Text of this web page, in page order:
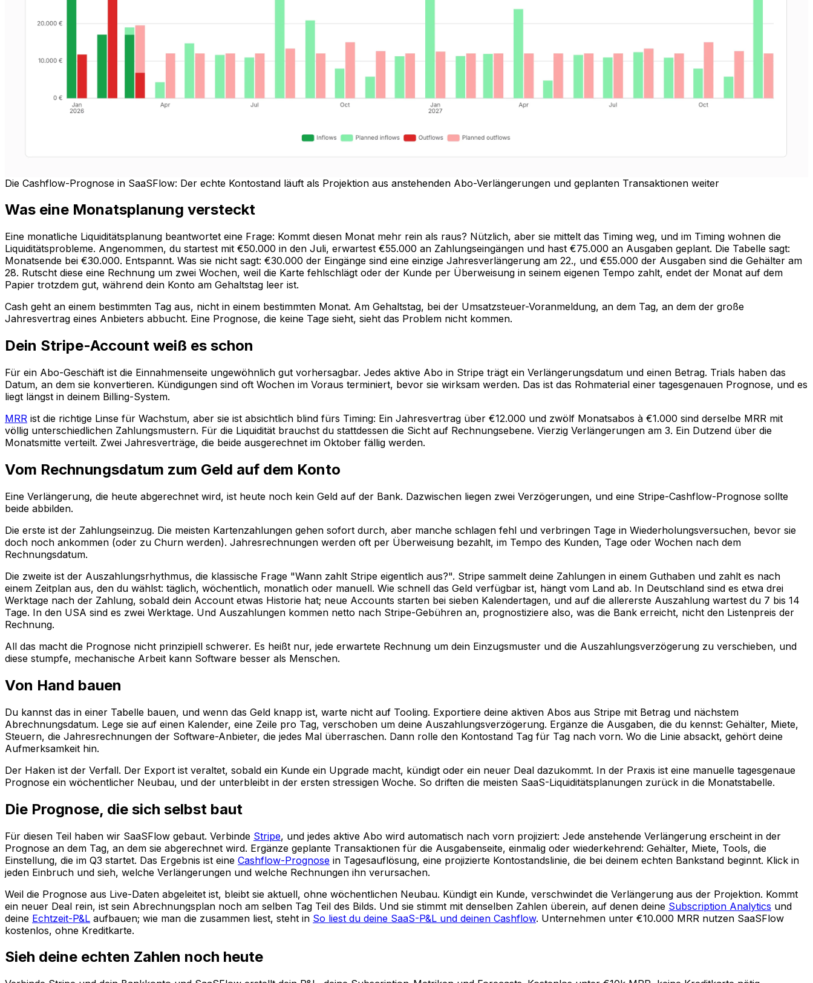
Die Cashflow-Prognose in SaaSFlow: Der echte Kontostand läuft als Projektion aus anstehenden Abo-Verlängerungen und geplanten Transaktionen weiter
Was eine Monatsplanung versteckt
Eine monatliche Liquiditätsplanung beantwortet eine Frage: Kommt diesen Monat mehr rein als raus? Nützlich, aber sie mittelt das Timing weg, und im Timing wohnen die
Liquiditätsprobleme. Angenommen, du startest mit €50.000 in den Juli, erwartest €55.000 an Zahlungseingängen und hast €75.000 an Ausgaben geplant. Die Tabelle sagt:
Monatsende bei €30.000. Entspannt. Was sie nicht sagt: €30.000 der Eingänge sind eine einzige Jahresverlängerung am 22., und €55.000 der Ausgaben sind die Gehälter am
28. Rutscht diese eine Rechnung um zwei Wochen, weil die Karte fehlschlägt oder der Kunde per Überweisung in seinem eigenen Tempo zahlt, endet der Monat auf dem
Papier trotzdem gut, während dein Konto am Gehaltstag leer ist.
Cash geht an einem bestimmten Tag aus, nicht in einem bestimmten Monat. Am Gehaltstag, bei der Umsatzsteuer-Voranmeldung, an dem Tag, an dem der große
Jahresvertrag eines Anbieters abbucht. Eine Prognose, die keine Tage sieht, sieht das Problem nicht kommen.
Dein Stripe-Account weiß es schon
Für ein Abo-Geschäft ist die Einnahmenseite ungewöhnlich gut vorhersagbar. Jedes aktive Abo in Stripe trägt ein Verlängerungsdatum und einen Betrag. Trials haben das
Datum, an dem sie konvertieren. Kündigungen sind oft Wochen im Voraus terminiert, bevor sie wirksam werden. Das ist das Rohmaterial einer tagesgenauen Prognose, und es
liegt längst in deinem Billing-System.
MRR ist die richtige Linse für Wachstum, aber sie ist absichtlich blind fürs Timing: Ein Jahresvertrag über €12.000 und zwölf Monatsabos à €1.000 sind derselbe MRR mit
völlig unterschiedlichen Zahlungsmustern. Für die Liquidität brauchst du stattdessen die Sicht auf Rechnungsebene. Vierzig Verlängerungen am 3. Ein Dutzend über die
Monatsmitte verteilt. Zwei Jahresverträge, die beide ausgerechnet im Oktober fällig werden.
Vom Rechnungsdatum zum Geld auf dem Konto
Eine Verlängerung, die heute abgerechnet wird, ist heute noch kein Geld auf der Bank. Dazwischen liegen zwei Verzögerungen, und eine Stripe-Cashflow-Prognose sollte
beide abbilden.
Die erste ist der Zahlungseinzug. Die meisten Kartenzahlungen gehen sofort durch, aber manche schlagen fehl und verbringen Tage in Wiederholungsversuchen, bevor sie
doch noch ankommen (oder zu Churn werden). Jahresrechnungen werden oft per Überweisung bezahlt, im Tempo des Kunden, Tage oder Wochen nach dem
Rechnungsdatum.
Die zweite ist der Auszahlungsrhythmus, die klassische Frage "Wann zahlt Stripe eigentlich aus?". Stripe sammelt deine Zahlungen in einem Guthaben und zahlt es nach
einem Zeitplan aus, den du wählst: täglich, wöchentlich, monatlich oder manuell. Wie schnell das Geld verfügbar ist, hängt vom Land ab. In Deutschland sind es etwa drei
Werktage nach der Zahlung, sobald dein Account etwas Historie hat; neue Accounts starten bei sieben Kalendertagen, und auf die allererste Auszahlung wartest du 7 bis 14
Tage. In den USA sind es zwei Werktage. Und Auszahlungen kommen netto nach Stripe-Gebühren an, prognostiziere also, was die Bank erreicht, nicht den Listenpreis der
Rechnung.
All das macht die Prognose nicht prinzipiell schwerer. Es heißt nur, jede erwartete Rechnung um dein Einzugsmuster und die Auszahlungsverzögerung zu verschieben, und
diese stumpfe, mechanische Arbeit kann Software besser als Menschen.
Von Hand bauen
Du kannst das in einer Tabelle bauen, und wenn das Geld knapp ist, warte nicht auf Tooling. Exportiere deine aktiven Abos aus Stripe mit Betrag und nächstem
Abrechnungsdatum. Lege sie auf einen Kalender, eine Zeile pro Tag, verschoben um deine Auszahlungsverzögerung. Ergänze die Ausgaben, die du kennst: Gehälter, Miete,
Steuern, die Jahresrechnungen der Software-Anbieter, die jedes Mal überraschen. Dann rolle den Kontostand Tag für Tag nach vorn. Wo die Linie absackt, gehört deine
Aufmerksamkeit hin.
Der Haken ist der Verfall. Der Export ist veraltet, sobald ein Kunde ein Upgrade macht, kündigt oder ein neuer Deal dazukommt. In der Praxis ist eine manuelle tagesgenaue
Prognose ein wöchentlicher Neubau, und der unterbleibt in der ersten stressigen Woche. So driften die meisten SaaS-Liquiditätsplanungen zurück in die Monatstabelle.
Die Prognose, die sich selbst baut
Für diesen Teil haben wir SaaSFlow gebaut. Verbinde Stripe, und jedes aktive Abo wird automatisch nach vorn projiziert: Jede anstehende Verlängerung erscheint in der
Prognose an dem Tag, an dem sie abgerechnet wird. Ergänze geplante Transaktionen für die Ausgabenseite, einmalig oder wiederkehrend: Gehälter, Miete, Tools, die
Einstellung, die im Q3 startet. Das Ergebnis ist eine Cashflow-Prognose in Tagesauflösung, eine projizierte Kontostandslinie, die bei deinem echten Bankstand beginnt. Klick in
jeden Einbruch und sieh, welche Verlängerungen und welche Rechnungen ihn verursachen.
Weil die Prognose aus Live-Daten abgeleitet ist, bleibt sie aktuell, ohne wöchentlichen Neubau. Kündigt ein Kunde, verschwindet die Verlängerung aus der Projektion. Kommt
ein neuer Deal rein, ist sein Abrechnungsplan noch am selben Tag Teil des Bilds. Und sie stimmt mit denselben Zahlen überein, auf denen deine Subscription Analytics und
deine Echtzeit-P&L aufbauen; wie man die zusammen liest, steht in So liest du deine SaaS-P&L und deinen Cashflow. Unternehmen unter €10.000 MRR nutzen SaaSFlow
kostenlos, ohne Kreditkarte.
Sieh deine echten Zahlen noch heute